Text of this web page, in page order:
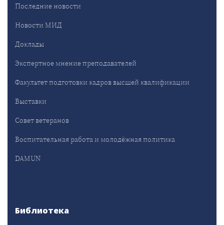
Последние новости
Новости МИД
Доклады
Экспертное мнение преподавателей
Факультет подготовки кадров высшей квалификации
Выставки
Совет ветеранов
Воспитательная работа и молодёжная политика
DAMUN
Библиотека